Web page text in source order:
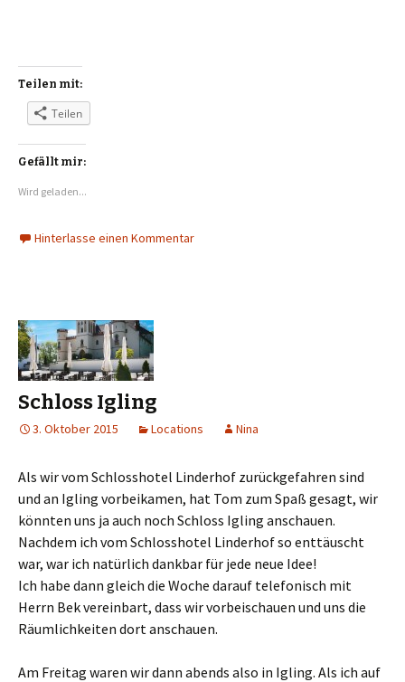
Teilen mit:
Teilen
Gefällt mir:
Wird geladen...
Hinterlasse einen Kommentar
Schloss Igling
3. Oktober 2015 Locations Nina
Als wir vom Schlosshotel Linderhof zurückgefahren sind
und an Igling vorbeikamen, hat Tom zum Spaß gesagt, wir
könnten uns ja auch noch Schloss Igling anschauen.
Nachdem ich vom Schlosshotel Linderhof so enttäuscht
war, war ich natürlich dankbar für jede neue Idee!
Ich habe dann gleich die Woche darauf telefonisch mit
Herrn Bek vereinbart, dass wir vorbeischauen und uns die
Räumlichkeiten dort anschauen.
Am Freitag waren wir dann abends also in Igling. Als ich auf